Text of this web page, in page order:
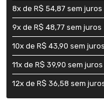
8x de R$ 54,87 sem juros
9x de R$ 48,77 sem juros
10x de R$ 43,90 sem juros
11x de R$ 39,90 sem juros
12x de R$ 36,58 sem